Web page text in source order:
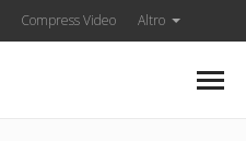
Compress Video Altro